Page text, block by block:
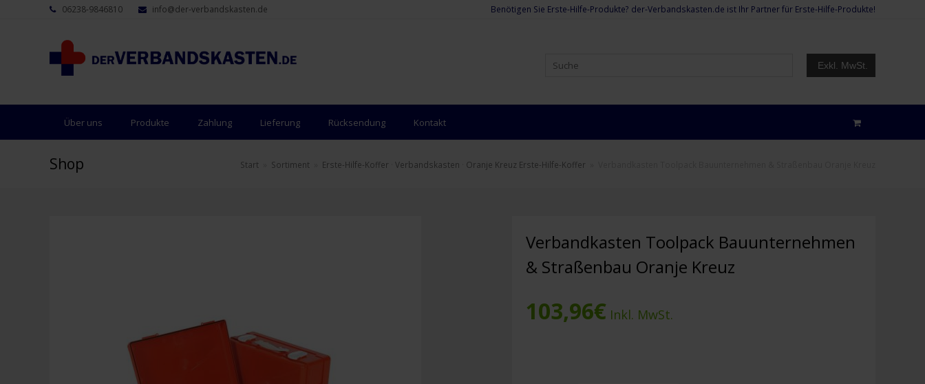
06238-9846810 info@der-verbandskasten.de Benötigen Sie Erste-Hilfe-Produkte? der-Verbandskasten.de ist Ihr Partner für Erste-Hilfe-Produkte!
Exkl. MwSt.
Über uns Produkte Zahlung Lieferung Rücksendung Kontakt
Shop Start Sortiment Erste-Hilfe-Koffer Verbandskasten Oranje Kreuz Erste-Hilfe-Koffer
Verbandkasten Toolpack Bauunternehmen
& Straßenbau Oranje Kreuz
103,96€ Inkl. MwSt.